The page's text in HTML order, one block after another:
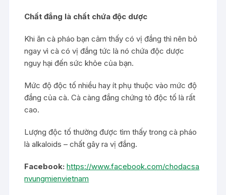
Chất đắng là chất chứa độc dược
Khi ăn cà pháo bạn cảm thấy có vị đắng thì nên bỏ
ngay vì cà có vị đắng tức là nó chứa độc dược
nguy hại đến sức khỏe của bạn.
Mức độ độc tố nhiều hay ít phụ thuộc vào mức độ
đắng của cà. Cà càng đắng chứng tỏ độc tố là rất
cao.
Lượng độc tố thường được tìm thấy trong cà pháo
là alkaloids – chất gây ra vị đắng.
Facebook:https://www.facebook.com/chodacsa
nvungmienvietnam